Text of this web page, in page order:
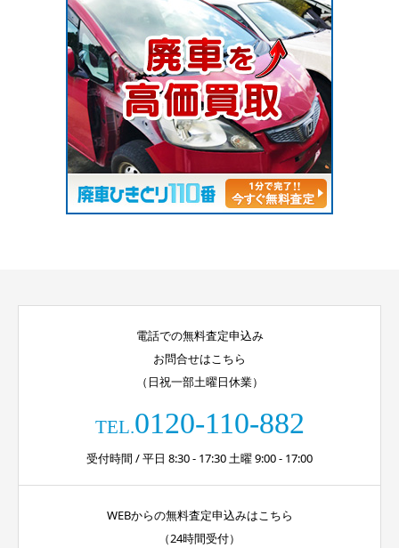
電話での無料査定申込み
お問合せはこちら
（日祝一部土曜日休業）
TEL.0120-110-882
受付時間 / 平日 8:30 - 17:30 土曜 9:00 - 17:00
WEBからの無料査定申込みはこちら
（24時間受付）